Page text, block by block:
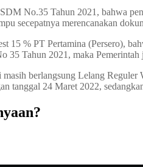
No.35 Tahun 2021, bahwa
secepatnya merencanakan
15 % PT Pertamina (Persero),
35 Tahun 2021, maka
berlangsung Lelang
tanggal 24 Maret 2022,